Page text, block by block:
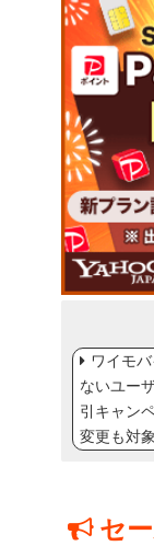
ワイモ
ないユー
引キャン
変更も対象
セ